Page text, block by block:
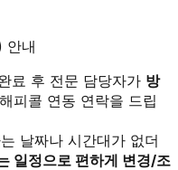
안내
료 후 전문 담당자가 방
피콜 연동 연락을 드립
날짜나 시간대가 없더
일정으로 편하게 변경/조